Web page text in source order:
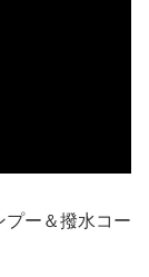
プー＆撥水コー